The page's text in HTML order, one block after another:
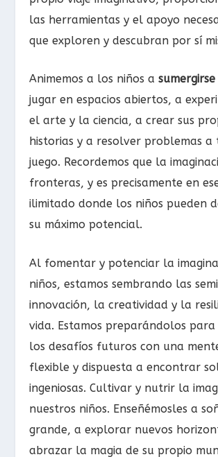
las herramientas y el apoyo
que exploren y descubran por sí
Animemos a los niños a
jugar en espacios abiertos, a
el arte y la ciencia, a crear sus
historias y a resolver problemas a
juego. Recordemos que la
fronteras, y es precisamente en
ilimitado donde los niños pueden
su máximo potencial.
Al fomentar y potenciar la
niños, estamos sembrando las
innovación, la creatividad y la
vida. Estamos preparándolos
los desafíos futuros con una
flexible y dispuesta a encontrar
ingeniosas. Cultivar y nutrir la
nuestros niños. Enseñémosles a
grande, a explorar nuevos
abrazar la magia de su propio